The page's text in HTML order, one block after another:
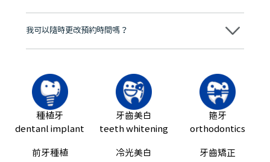
可以。維港口腔會按照當日匯率轉算收取費用，而匯率會及時告知客人
我可以隨時更改預約時間嗎？
可以，請盡早通過wechat或whatsapp聯絡我們，告知我們你原本預約
種植牙
dentanl implant
前牙種植
牙齒美白
teeth whitening
冷光美白
箍牙
orthodontics
牙齒矯正